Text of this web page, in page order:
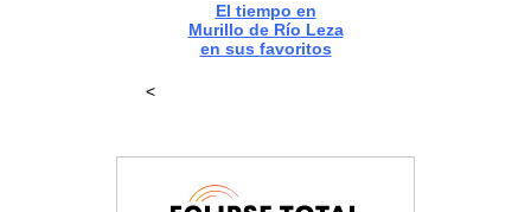
El tiempo en
Murillo de Río Leza
en sus favoritos
<